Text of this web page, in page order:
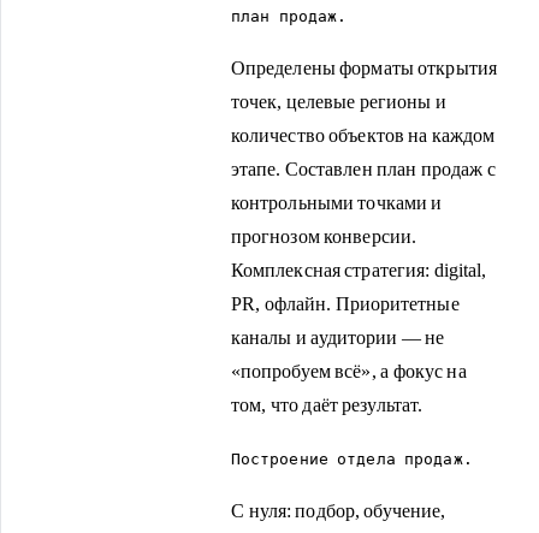
план продаж.
Определены форматы открытия
точек, целевые регионы и
количество объектов на каждом
этапе. Составлен план продаж с
контрольными точками и
прогнозом конверсии.
Комплексная стратегия: digital,
PR, офлайн. Приоритетные
каналы и аудитории — не
«попробуем всё», а фокус на
том, что даёт результат.
Построение отдела продаж.
С нуля: подбор, обучение,